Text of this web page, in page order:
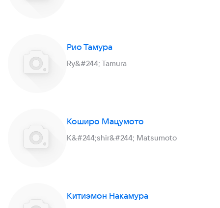
Рио Тамура
Ry&#244; Tamura
Коширо Мацумото
K&#244;shir&#244; Matsumoto
Китиэмон Накамура